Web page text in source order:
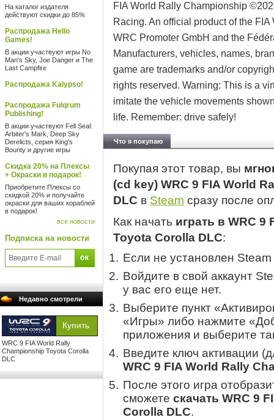
На каталог издателя
действуют скидки до 85%
Распродажа Hello
Games!
В акции участвуют игры No
Man's Sky, Joe Danger и The
Last Campfire
Распродажа Kalypso!
Распродажа Fulqrum
Publishing!
В акции участвуют Fell Seal:
Arbiter's Mark, Deep Sky
Derelicts, серия King's
Bounty и другие игры
Скидка 20% на Плексы
+ Окраски в подарок!
Приобретите Плексы со
скидкой 20% и получайте
окраски для ваших кораблей
в подарок!
все новости
Подписка на новости
Недавно смотрели
WRC 9 FIA World Rally
Championship Toyota Corolla
DLC
FIA World Rally Championship
Racing. An official product of the
WRC Promoter GmbH and the
Manufacturers, vehicles, names,
game are trademarks and/or
rights reserved. Warning: This is a
imitate the vehicle movements
life. Remember: drive safely!
Что я покупаю
Покупая этот товар, вы
(cd key) WRC 9 FIA World
DLC в Steam сразу после
Как начать играть в WRC
Toyota Corolla DLC:
Если не установлен
Войдите в свой аккаунт
у вас его еще нет.
Выберите пункт
«Игры» либо нажмите
приложения и выберите
Введите ключ активации
WRC 9 FIA World Rally
После этого игра
сможете скачать WRC 9
Corolla DLC.